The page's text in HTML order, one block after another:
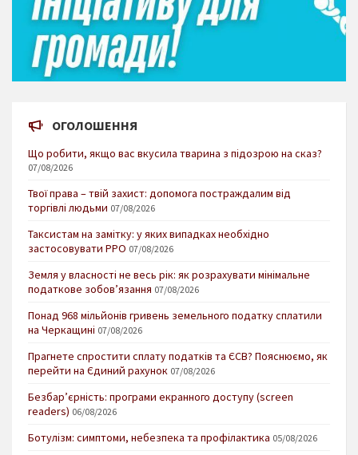
ОГОЛОШЕННЯ
Що робити, якщо вас вкусила тварина з підозрою на сказ?
07/08/2026
Твої права – твій захист: допомога постраждалим від
торгівлі людьми 07/08/2026
Таксистам на замітку: у яких випадках необхідно
застосовувати РРО 07/08/2026
Земля у власності не весь рік: як розрахувати мінімальне
податкове зобов’язання 07/08/2026
Понад 968 мільйонів гривень земельного податку сплатили
на Черкащині 07/08/2026
Прагнете спростити сплату податків та ЄСВ? Пояснюємо, як
перейти на Єдиний рахунок 07/08/2026
Безбар’єрність: програми екранного доступу (screen
readers) 06/08/2026
Ботулізм: симптоми, небезпека та профілактика 05/08/2026